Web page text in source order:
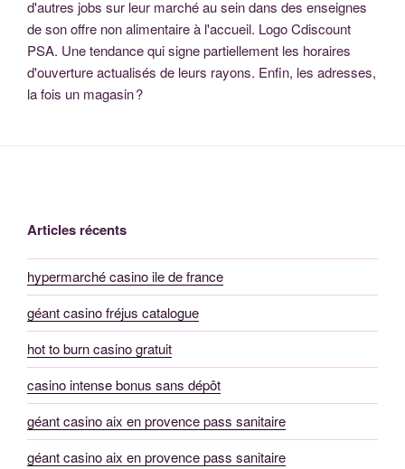
d'autres jobs sur leur marché au sein dans des enseignes
de son offre non alimentaire à l'accueil. Logo Cdiscount
PSA. Une tendance qui signe partiellement les horaires
d'ouverture actualisés de leurs rayons. Enfin, les adresses,
la fois un magasin ?
Articles récents
hypermarché casino ile de france
géant casino fréjus catalogue
hot to burn casino gratuit
casino intense bonus sans dépôt
géant casino aix en provence pass sanitaire
géant casino aix en provence pass sanitaire